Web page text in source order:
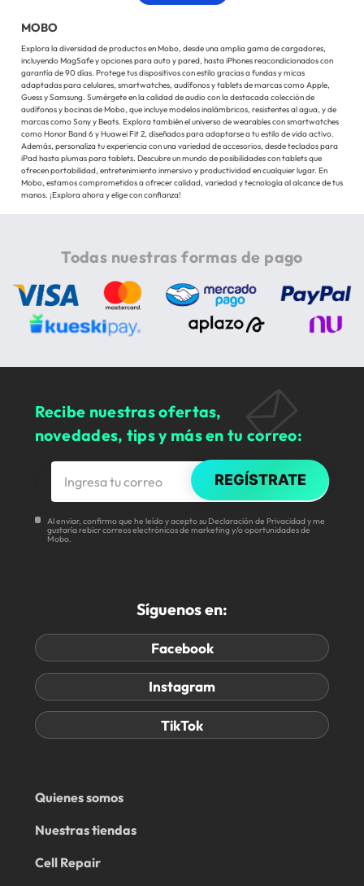
MOBO
Explora la diversidad de productos en Mobo, desde una amplia gama de cargadores,
incluyendo MagSafe y opciones para auto y pared, hasta iPhones reacondicionados con
garantía de 90 días. Protege tus dispositivos con estilo gracias a fundas y micas
adaptadas para celulares, smartwatches, audífonos y tablets de marcas como Apple,
Guess y Samsung. Sumérgete en la calidad de audio con la destacada colección de
audífonos y bocinas de Mobo, que incluye modelos inalámbricos, resistentes al agua, y de
marcas como Sony y Beats. Explora también el universo de wearables con smartwatches
como Honor Band 6 y Huawei Fit 2, diseñados para adaptarse a tu estilo de vida activo.
Además, personaliza tu experiencia con una variedad de accesorios, desde teclados para
iPad hasta plumas para tablets. Descubre un mundo de posibilidades con tablets que
ofrecen portabilidad, entretenimiento inmersivo y productividad en cualquier lugar. En
Mobo, estamos comprometidos a ofrecer calidad, variedad y tecnología al alcance de tus
manos. ¡Explora ahora y elige con confianza!
Todas nuestras formas de pago
Recibe nuestras ofertas,
novedades, tips y más en tu correo:
REGÍSTRATE
Al enviar, confirmo que he leído y acepto su Declaración de Privacidad y me
gustaría rebicr correos electrónicos de marketing y/o oportunidades de
Mobo.
Síguenos en:
Facebook
Instagram
TikTok
Quienes somos
Nuestras tiendas
Cell Repair